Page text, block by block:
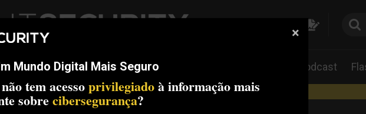
Threats Compliance Opinion Podcast
Conference Lisboa: 8 de Outubro 2026 ✔️ Inscrições abertas
×
Mundo Digital Mais Seguro
tem acessoprivilegiadoà informação mais
sobrecibersegurança?